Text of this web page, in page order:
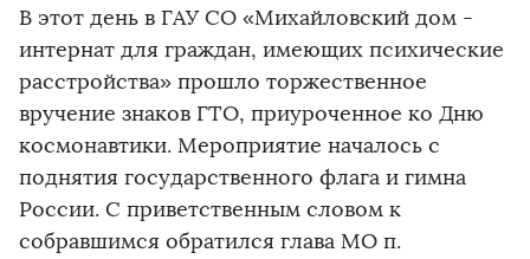
В этот день в ГАУ СО «Михайловский дом -
интернат для граждан, имеющих психические
расстройства» прошло торжественное
вручение знаков ГТО, приуроченное ко Дню
космонавтики. Мероприятие началось с
поднятия государственного флага и гимна
России. С приветственным словом к
собравшимся обратился глава МО п.